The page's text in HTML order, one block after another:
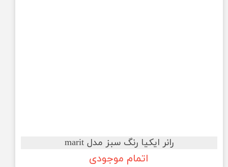
رانر ایکیا رنگ سبز مدل marit
اتمام موجودی